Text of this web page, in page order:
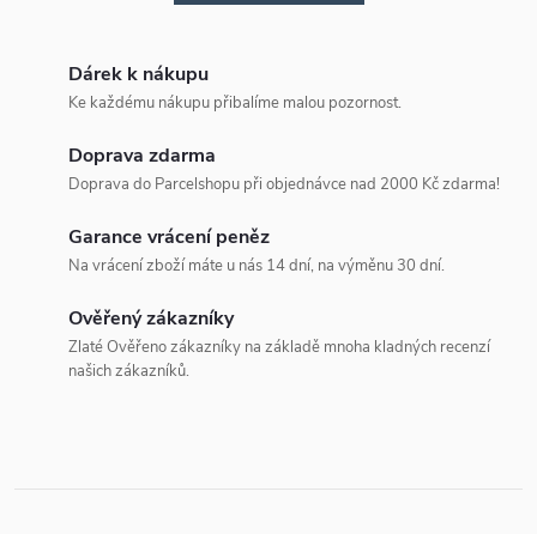
Dárek k nákupu
Ke každému nákupu přibalíme malou pozornost.
Doprava zdarma
Doprava do Parcelshopu při objednávce nad 2000 Kč zdarma!
Garance vrácení peněz
Na vrácení zboží máte u nás 14 dní, na výměnu 30 dní.
Ověřený zákazníky
Zlaté Ověřeno zákazníky na základě mnoha kladných recenzí
našich zákazníků.